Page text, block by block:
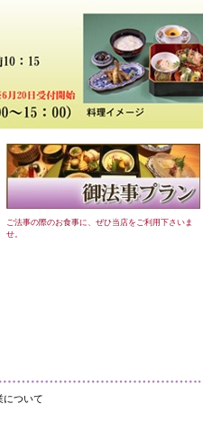
ご法事の際のお食事に、ぜひ当店をご利用下さいま
せ。
について